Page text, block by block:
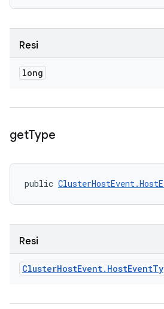
Resi
long
getType
public
Resi
ClusterHostEvent. HostEvent